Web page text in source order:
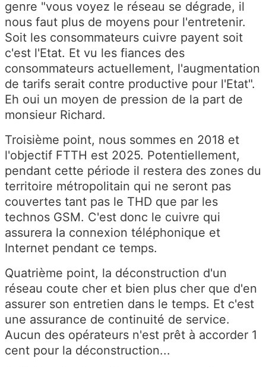
genre "vous voyez le réseau se dégrade, il
nous faut plus de moyens pour l'entretenir.
Soit les consommateurs cuivre payent soit
c'est l'Etat. Et vu les fiances des
consommateurs actuellement, l'augmentation
de tarifs serait contre productive pour l'Etat".
Eh oui un moyen de pression de la part de
monsieur Richard.
Troisième point, nous sommes en 2018 et
l'objectif FTTH est 2025. Potentiellement,
pendant cette période il restera des zones du
territoire métropolitain qui ne seront pas
couvertes tant pas le THD que par les
technos GSM. C'est donc le cuivre qui
assurera la connexion téléphonique et
Internet pendant ce temps.
Quatrième point, la déconstruction d'un
réseau coute cher et bien plus cher que d'en
assurer son entretien dans le temps. Et c'est
une assurance de continuité de service.
Aucun des opérateurs n'est prêt à accorder 1
cent pour la déconstruction...